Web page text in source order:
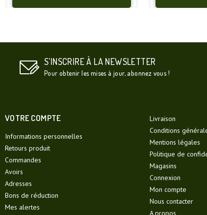
S'INSCRIRE À LA NEWSLETTER
Pour obtenir les mises à jour, abonnez vous !
VOTRE COMPTE
Informations personnelles
Retours produit
Commandes
Avoirs
Adresses
Bons de réduction
Mes alertes
Livraison
Conditions
Mentions légales
Politique de
Magasins
Connexion
Mon compte
Nous contacter
A propos